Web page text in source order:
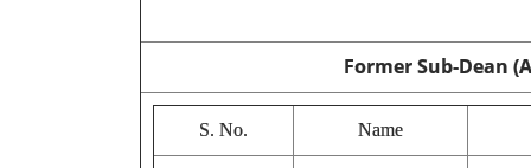
Former Sub-Dean
S. No. Name